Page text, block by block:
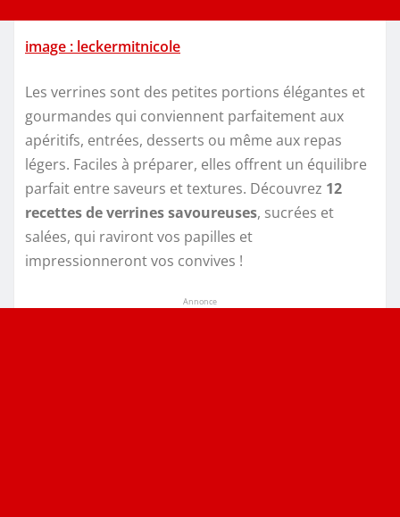
image : leckermitnicole
Les verrines sont des petites portions élégantes et
gourmandes qui conviennent parfaitement aux
apéritifs, entrées, desserts ou même aux repas
légers. Faciles à préparer, elles offrent un équilibre
parfait entre saveurs et textures. Découvrez 12
recettes de verrines savoureuses, sucrées et
salées, qui raviront vos papilles et
impressionneront vos convives !
Annonce